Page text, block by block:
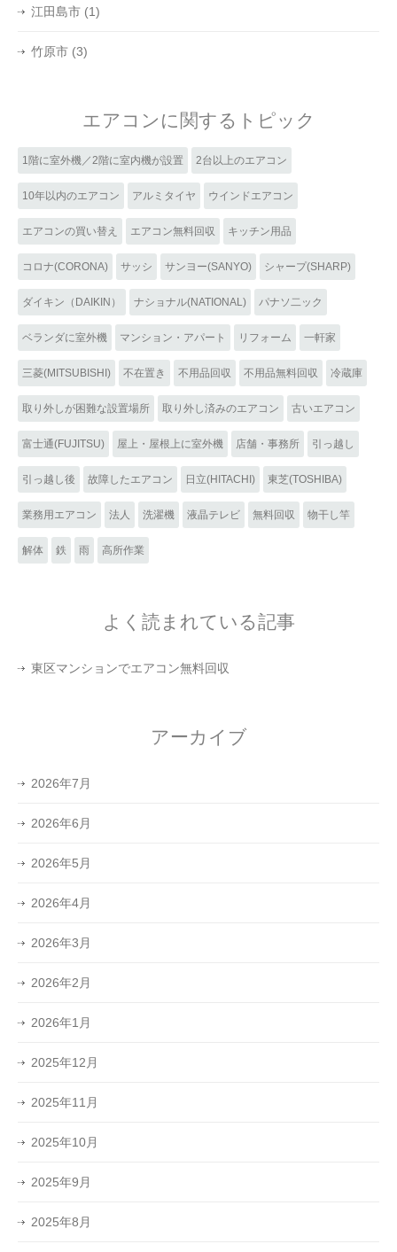
江田島市 (1)
竹原市 (3)
エアコンに関するトピック
1階に室外機／2階に室内機が設置 2台以上のエアコン
10年以内のエアコン アルミタイヤ ウインドエアコン
エアコンの買い替え エアコン無料回収 キッチン用品
コロナ(CORONA) サッシ サンヨー(SANYO) シャープ(SHARP)
ダイキン（DAIKIN） ナショナル(NATIONAL) パナソ二ック
ベランダに室外機 マンション・アパート リフォーム 一軒家
三菱(MITSUBISHI) 不在置き 不用品回収 不用品無料回収 冷蔵庫
取り外しが困難な設置場所 取り外し済みのエアコン 古いエアコン
富士通(FUJITSU) 屋上・屋根上に室外機 店舗・事務所 引っ越し
引っ越し後 故障したエアコン 日立(HITACHI) 東芝(TOSHIBA)
業務用エアコン 法人 洗濯機 液晶テレビ 無料回収 物干し竿
解体 鉄 雨 高所作業
よく読まれている記事
東区マンションでエアコン無料回収
アーカイブ
2026年7月
2026年6月
2026年5月
2026年4月
2026年3月
2026年2月
2026年1月
2025年12月
2025年11月
2025年10月
2025年9月
2025年8月